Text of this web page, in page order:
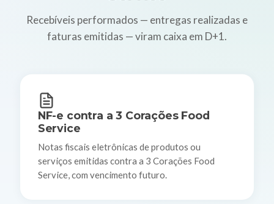
Recebíveis performados — entregas realizadas e
faturas emitidas — viram caixa em D+1.
NF-e contra a 3 Corações Food
Service
Notas fiscais eletrônicas de produtos ou
serviços emitidas contra a 3 Corações Food
Service, com vencimento futuro.